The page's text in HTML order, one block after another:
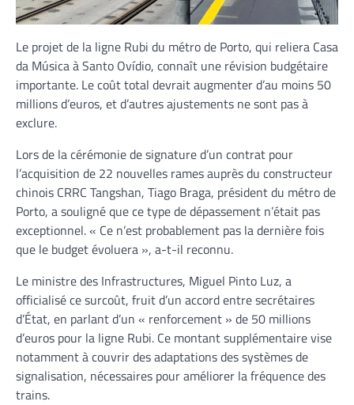
Le projet de la ligne Rubi du métro de Porto, qui reliera Casa
da Música à Santo Ovídio, connaît une révision budgétaire
importante. Le coût total devrait augmenter d’au moins 50
millions d’euros, et d’autres ajustements ne sont pas à
exclure.
Lors de la cérémonie de signature d’un contrat pour
l’acquisition de 22 nouvelles rames auprès du constructeur
chinois CRRC Tangshan, Tiago Braga, président du métro de
Porto, a souligné que ce type de dépassement n’était pas
exceptionnel. « Ce n’est probablement pas la dernière fois
que le budget évoluera », a-t-il reconnu.
Le ministre des Infrastructures, Miguel Pinto Luz, a
officialisé ce surcoût, fruit d’un accord entre secrétaires
d’État, en parlant d’un « renforcement » de 50 millions
d’euros pour la ligne Rubi. Ce montant supplémentaire vise
notamment à couvrir des adaptations des systèmes de
signalisation, nécessaires pour améliorer la fréquence des
trains.